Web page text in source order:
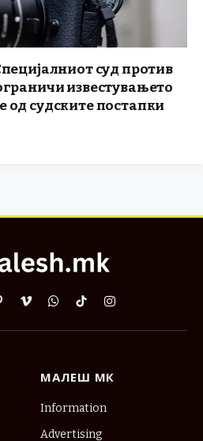
суд против
известувањето
од судските постапки
VimeoWhatsApp
TikTokInstagram
МАЛЕШ МК
Information
Advertising